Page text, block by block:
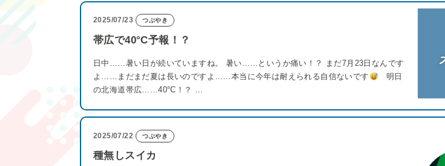
2025/07/23 つぶやき
帯広で40°C予報！？
日中……暑い日が続いていますね。 暑い……というか痛い！？ まだ7月23日なんです
よ……まだまだ夏は長いのですよ……本当に今年は耐えられる自信ないです
明日
の北海道帯広……40°C！？ …
2025/07/22 つぶやき
種無しスイカ